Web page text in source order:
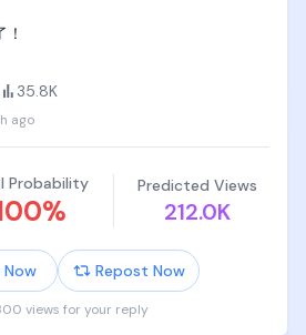
だ！これが最難関！」（是转动的
一关！）
动声、湿乙烯基的摩擦声。
头6：被转翻·终点前极限（Front
Pull-back）
特写缓慢拉到中景，机位轴线不
转动，把她的身体一点点往右侧带
过管道最高点后再也压不回来。右腿
特曼和Openai了！
35.8K
ago
Probability
%
Predicted Views
212.0K
Now Repost Now
views for your reply